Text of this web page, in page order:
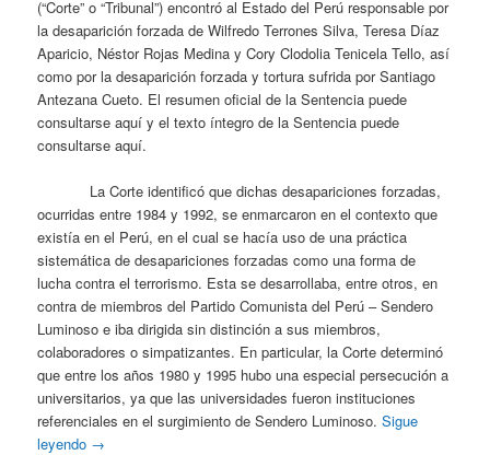
(“Corte” o “Tribunal”) encontró al Estado del Perú responsable por
la desaparición forzada de Wilfredo Terrones Silva, Teresa Díaz
Aparicio, Néstor Rojas Medina y Cory Clodolia Tenicela Tello, así
como por la desaparición forzada y tortura sufrida por Santiago
Antezana Cueto. El resumen oficial de la Sentencia puede
consultarse aquí y el texto íntegro de la Sentencia puede
consultarse aquí.
La Corte identificó que dichas desapariciones forzadas,
ocurridas entre 1984 y 1992, se enmarcaron en el contexto que
existía en el Perú, en el cual se hacía uso de una práctica
sistemática de desapariciones forzadas como una forma de
lucha contra el terrorismo. Esta se desarrollaba, entre otros, en
contra de miembros del Partido Comunista del Perú – Sendero
Luminoso e iba dirigida sin distinción a sus miembros,
colaboradores o simpatizantes. En particular, la Corte determinó
que entre los años 1980 y 1995 hubo una especial persecución a
universitarios, ya que las universidades fueron instituciones
referenciales en el surgimiento de Sendero Luminoso.Sigue
leyendo →